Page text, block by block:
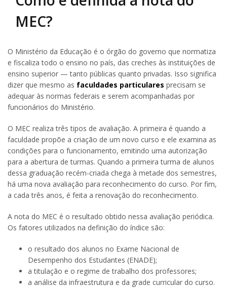
MEC?
O Ministério da Educação é o órgão do governo que normatiza
e fiscaliza todo o ensino no país, das creches às instituições de
ensino superior — tanto públicas quanto privadas. Isso significa
dizer que mesmo as faculdades particulares precisam se
adequar às normas federais e serem acompanhadas por
funcionários do Ministério.
O MEC realiza três tipos de avaliação. A primeira é quando a
faculdade propõe a criação de um novo curso e ele examina as
condições para o funcionamento, emitindo uma autorização
para a abertura de turmas. Quando a primeira turma de alunos
dessa graduação recém-criada chega à metade dos semestres,
há uma nova avaliação para reconhecimento do curso. Por fim,
a cada três anos, é feita a renovação do reconhecimento.
A nota do MEC é o resultado obtido nessa avaliação periódica.
Os fatores utilizados na definição do índice são:
o resultado dos alunos no Exame Nacional de
Desempenho dos Estudantes (ENADE);
a titulação e o regime de trabalho dos professores;
a análise da infraestrutura e da grade curricular do curso.